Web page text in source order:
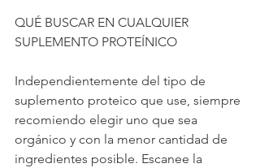
QUÉ BUSCAR EN CUALQUIER
SUPLEMENTO PROTEÍNICO
Independientemente del tipo de
suplemento proteico que use, siempre
recomiendo elegir uno que sea
orgánico y con la menor cantidad de
ingredientes posible. Escanee la